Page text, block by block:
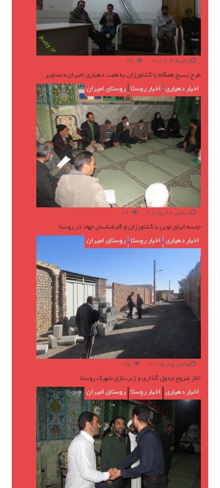
ژانویه 4, 2016 26
طرح بسیج همگام با کشاورزان به همت دهیاری امیران+تصاویر
اخبار دهیاری, اخبار روستا ,روستای امیران
دسامبر 28, 2015 12
جلسه ابیای نوین با کشاورزان و کارشناسان جهاد در روستا
اخبار دهیاری, اخبار روستا ,روستای امیران
نوامبر 25, 2015 15
اغاز شروع جدول گذاری و زیرسازی شهرک روستا
اخبار دهیاری, اخبار روستا ,روستای امیران